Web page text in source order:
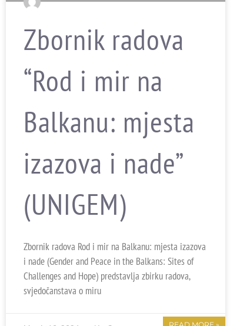
Zbornik radova
“Rod i mir na
Balkanu: mjesta
izazova i nade”
(UNIGEM)
Zbornik radova Rod i mir na Balkanu: mjesta izazova
i nade (Gender and Peace in the Balkans: Sites of
Challenges and Hope) predstavlja zbirku radova,
svjedočanstava o miru